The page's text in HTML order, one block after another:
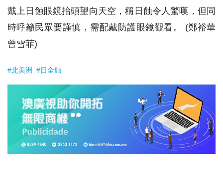
戴上日蝕眼鏡抬頭望向天空，稱日蝕令人驚嘆，但同
時呼籲民眾要謹慎，需配戴防護眼鏡觀看。 (鄭裕華
曾雪菲)
#北美洲 #日全蝕